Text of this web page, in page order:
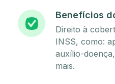
Benefícios
Direito à
INSS, como:
auxílio-
mais.